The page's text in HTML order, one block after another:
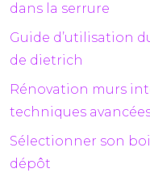
dans la serrure
Guide d’utilisation
de dietrich
Rénovation murs
techniques
Sélectionner son
dépôt